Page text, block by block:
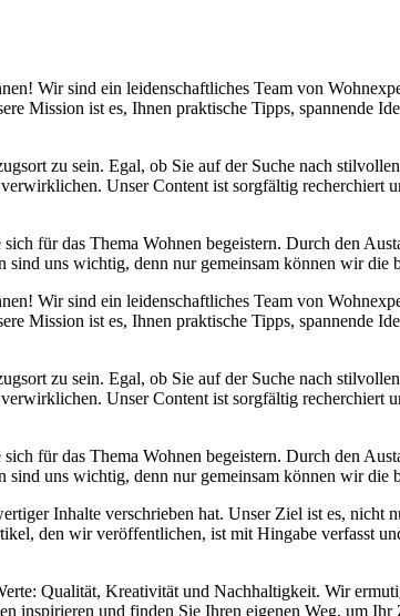
Wir sind ein leidenschaftliches Team von
Mission ist es, Ihnen praktische Tipps, spannende
zu sein. Egal, ob Sie auf der Suche nach
Unser Content ist sorgfältig recherchiert
für das Thema Wohnen begeistern. Durch den
uns wichtig, denn nur gemeinsam können wir die
Wir sind ein leidenschaftliches Team von
Mission ist es, Ihnen praktische Tipps, spannende
zu sein. Egal, ob Sie auf der Suche nach
Unser Content ist sorgfältig recherchiert
für das Thema Wohnen begeistern. Durch den
uns wichtig, denn nur gemeinsam können wir die
Inhalte verschrieben hat. Unser Ziel ist es, nicht
den wir veröffentlichen, ist mit Hingabe verfasst
Qualität, Kreativität und Nachhaltigkeit. Wir
inspirieren und finden Sie Ihren eigenen Weg, um Ihr